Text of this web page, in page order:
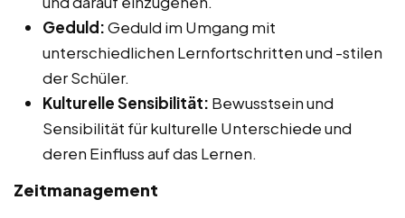
Geduld:Geduld im Umgang mit
unterschiedlichen Lernfortschritten und -stilen
der Schüler.
Kulturelle Sensibilität: Bewusstsein und
Sensibilität für kulturelle Unterschiede und
deren Einfluss auf das Lernen.
Zeitmanagement